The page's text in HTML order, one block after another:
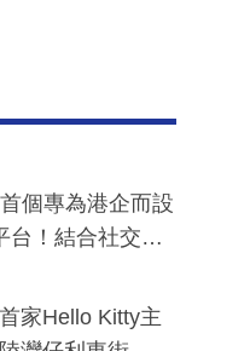
個專為港企而設
台！結合社交聆
」宣傳短片
家Hello Kitty主